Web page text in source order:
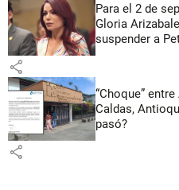
Para el 2 de
Gloria
suspender a
share
“Choque”
Caldas,
pasó?
share